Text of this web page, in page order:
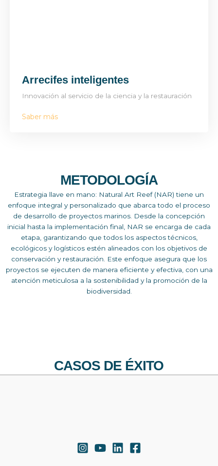
Arrecifes inteligentes
Innovación al servicio de la ciencia y la restauración
Saber más
METODOLOGÍA
Estrategia llave en mano: Natural Art Reef (NAR) tiene un
enfoque integral y personalizado que abarca todo el proceso
de desarrollo de proyectos marinos. Desde la concepción
inicial hasta la implementación final, NAR se encarga de cada
etapa, garantizando que todos los aspectos técnicos,
ecológicos y logísticos estén alineados con los objetivos de
conservación y restauración. Este enfoque asegura que los
proyectos se ejecuten de manera eficiente y efectiva, con una
atención meticulosa a la sostenibilidad y la promoción de la
biodiversidad.
CASOS DE ÉXITO